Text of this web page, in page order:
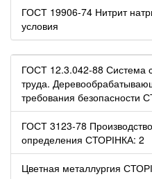
ГОСТ 19906-74 Нитрит
условия
ГОСТ 12.3.042-88 Система
труда.
требования безопасности
ГОСТ 3123-78
определения СТОРІНКА: 2
Цветная металлургия